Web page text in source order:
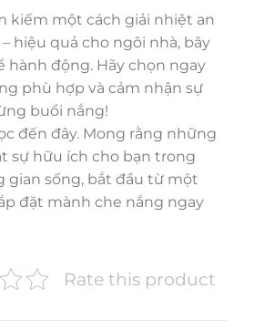
kiếm một cách giải nhiệt an
hiệu quả cho ngôi nhà, bây
hành động. Hãy chọn ngay
phù hợp và cảm nhận sự
buổi nắng!
đến đây. Mong rằng những
sự hữu ích cho bạn trong
gian sống, bắt đầu từ một
đặt mành che nắng ngay
Rate this product